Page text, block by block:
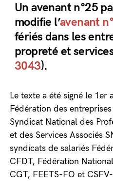
Un avenant n°25
modifie l’avenant
fériés dans les
propreté et
3043).
Le texte a été signé le 1er
Fédération des
Syndicat National des
et des Services Associés
syndicats de salariés
CFDT, Fédération
CGT, FEETS-FO et